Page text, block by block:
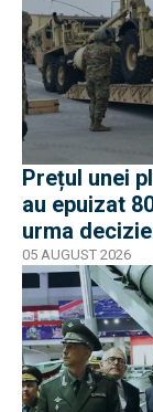
Prețul unei
au epuizat
urma
05 AUGUST 2026